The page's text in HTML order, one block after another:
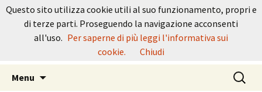
Vai
contenuto
ConChimica
Conferenza Nazionale Corsi di Laurea di
Area Chimica – L27 LM54 LM71
Menu
Ricerca
per:
Questo sito utilizza cookie utili al suo funzionamento, propri e
di terze parti. Proseguendo la navigazione acconsenti
all'uso. Per saperne di più leggi l'informativa sui
cookie.
Chiudi